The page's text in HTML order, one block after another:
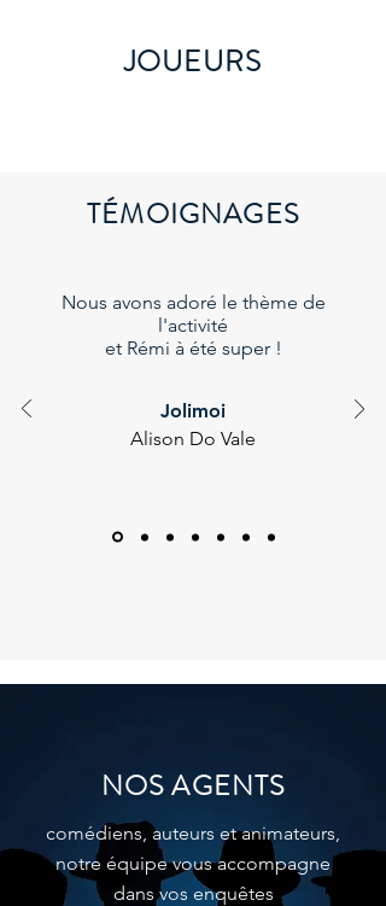
JOUEURS
TÉMOIGNAGES
Nous avons adoré le thème de
l'activité
et Rémi à été super !
Jolimoi
Alison Do Vale
NOS AGENTS
comédiens, auteurs et animateurs,
notre équipe vous accompagne
dans vos enquêtes